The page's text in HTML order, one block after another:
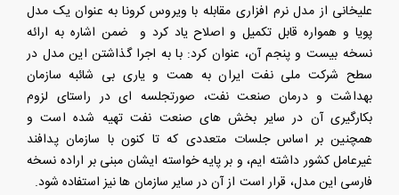
علیخانی از مدل نرم افزاری مقابله با ویروس کرونا به عنوان یک مدل
پویا و همواره قابل تکمیل و اصلاح یاد کرد و ضمن اشاره به ارائه
نسخه بیست و پنجم آن، عنوان کرد: با به اجرا گذاشتن این مدل در
سطح شرکت ملی نفت ایران به همت و یاری بی شائبه سازمان
بهداشت و درمان صنعت نفت، صورتجلسه ای در راستای لزوم
بکارگیری آن در سایر بخش های صنعت نفت تهیه شده است و
همچنین بر اساس جلسات متعددی که تا کنون با سازمان پدافند
غیرعامل کشور داشته ایم، و بر پایه خواسته ایشان مبنی بر اراده نسخه
فارسی این مدل، قرار است از آن در سایر سازمان ها نیز استفاده شود.